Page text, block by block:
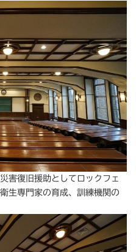
害復旧援助としてロックフェ
生専門家の育成、訓練機関の